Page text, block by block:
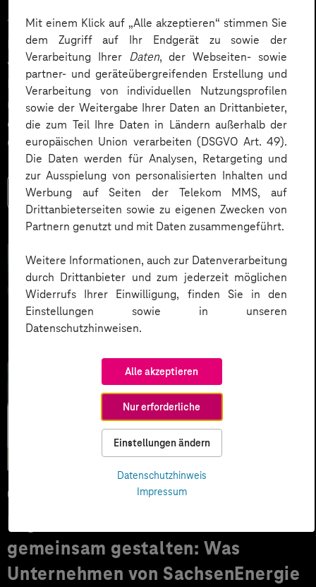
Mit einem Klick auf „Alle akzeptieren“ stimmen Sie
dem Zugriff auf Ihr Endgerät zu sowie der
Verarbeitung Ihrer Daten, der Webseiten- sowie
partner- und geräteübergreifenden Erstellung und
Verarbeitung von individuellen Nutzungsprofilen
sowie der Weitergabe Ihrer Daten an Drittanbieter,
die zum Teil Ihre Daten in Ländern außerhalb der
europäischen Union verarbeiten (DSGVO Art. 49).
Die Daten werden für Analysen, Retargeting und
zur Ausspielung von personalisierten Inhalten und
Werbung auf Seiten der Telekom MMS, auf
Drittanbieterseiten sowie zu eigenen Zwecken von
Partnern genutzt und mit Daten zusammengeführt.
Weitere Informationen, auch zur Datenverarbeitung
durch Drittanbieter und zum jederzeit möglichen
Widerrufs Ihrer Einwilligung, finden Sie in den
Einstellungen sowie in unseren
Datenschutzhinweisen.
Alle akzeptieren
Nur erforderliche
Einstellungen ändern
Datenschutzhinweis
Impressum
Technologie allein macht noch keine Transformation.
Entscheidend ist, wie Menschen Veränderung erleben,
verstehen und mitgestalten. Gerade bei der
Einführung von künstlicher Intelligenz zeigt sich, dass
nicht die Technik über Erfolg oder Misserfolg
entscheidet, sondern die Veränderungskompetenz der
Organisation.
Mehr lesen
09.03.2026
Digitale Transformation
gemeinsam gestalten: Was
Unternehmen von SachsenEnergie